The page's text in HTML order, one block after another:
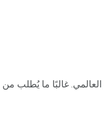
غالبًا ما يُطلب